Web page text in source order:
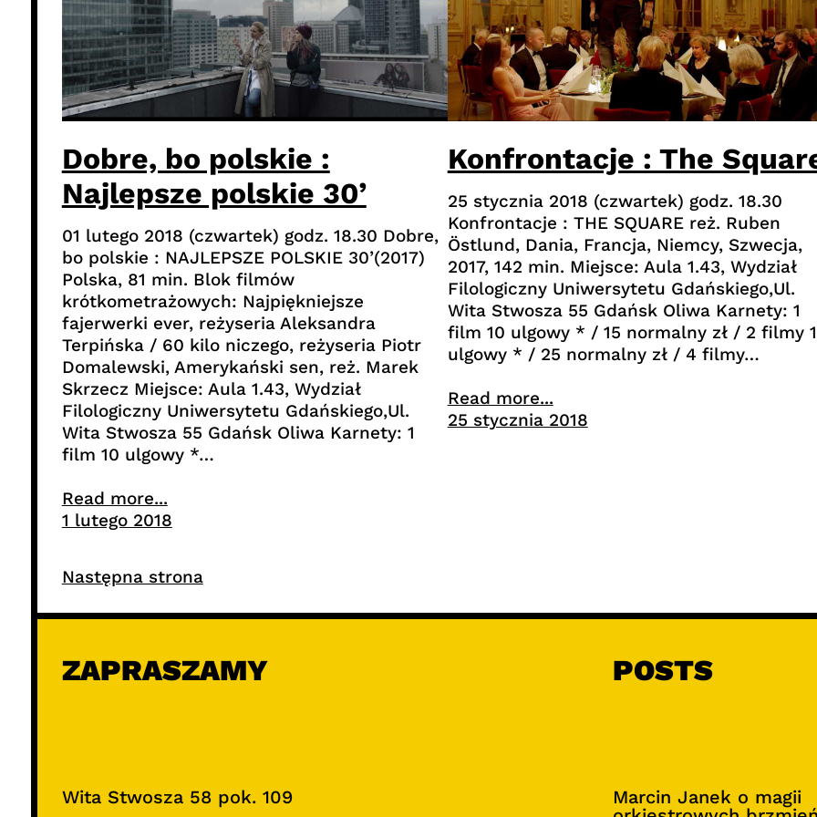
Dobre, bo polskie :
Najlepsze polskie 30’
01 lutego 2018 (czwartek) godz. 18.30 Dobre,
bo polskie : NAJLEPSZE POLSKIE 30’(2017)
Polska, 81 min. Blok filmów
krótkometrażowych: Najpiękniejsze
fajerwerki ever, reżyseria Aleksandra
Terpińska / 60 kilo niczego, reżyseria Piotr
Domalewski, Amerykański sen, reż. Marek
Skrzecz Miejsce: Aula 1.43, Wydział
Filologiczny Uniwersytetu Gdańskiego,Ul.
Wita Stwosza 55 Gdańsk Oliwa Karnety: 1
film 10 ulgowy *…
Read more...
1 lutego 2018
Konfrontacje : The
25 stycznia 2018 (czwartek) godz. 18.30
Konfrontacje : THE SQUARE reż. Ruben
Östlund, Dania, Francja, Niemcy, Szwecja,
2017, 142 min. Miejsce: Aula 1.43, Wydział
Filologiczny Uniwersytetu Gdańskiego,Ul.
Wita Stwosza 55 Gdańsk Oliwa Karnety: 1
film 10 ulgowy * / 15 normalny zł / 2 filmy
ulgowy * / 25 normalny zł / 4 filmy…
Read more...
25 stycznia 2018
Następna strona
ZAPRASZAMY
Wita Stwosza 58 pok. 109
POSTS
Marcin Janek o magii